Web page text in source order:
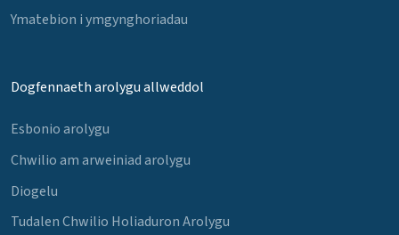
Ymatebion i ymgynghoriadau
Dogfennaeth arolygu allweddol
Esbonio arolygu
Chwilio am arweiniad arolygu
Diogelu
Tudalen Chwilio Holiaduron Arolygu